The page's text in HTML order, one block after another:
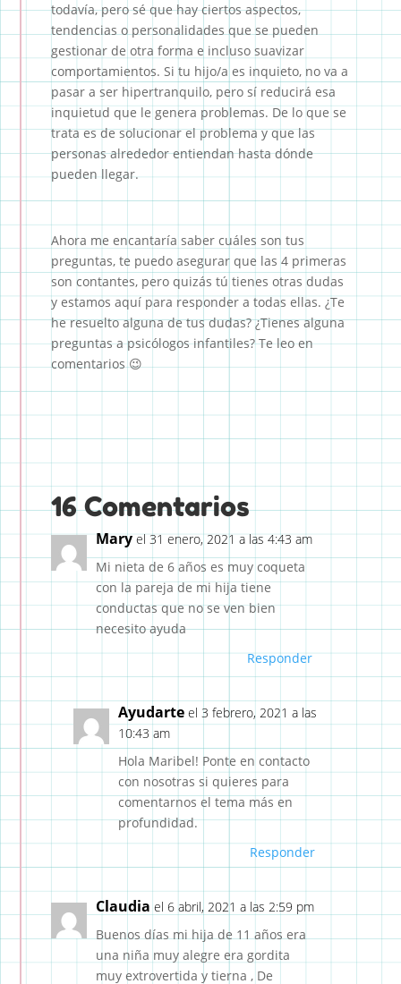
todavía, pero sé que hay ciertos aspectos,
tendencias o personalidades que se pueden
gestionar de otra forma e incluso suavizar
comportamientos. Si tu hijo/a es inquieto, no va a
pasar a ser hipertranquilo, pero sí reducirá esa
inquietud que le genera problemas. De lo que se
trata es de solucionar el problema y que las
personas alrededor entiendan hasta dónde
pueden llegar.
Ahora me encantaría saber cuáles son tus
preguntas, te puedo asegurar que las 4 primeras
son contantes, pero quizás tú tienes otras dudas
y estamos aquí para responder a todas ellas. ¿Te
he resuelto alguna de tus dudas? ¿Tienes alguna
preguntas a psicólogos infantiles? Te leo en
comentarios 😉
16 Comentarios
Mary el 31 enero, 2021 a las 4:43 am
Mi nieta de 6 años es muy coqueta
con la pareja de mi hija tiene
conductas que no se ven bien
necesito ayuda
Responder
Ayudarte el 3 febrero, 2021 a las
10:43 am
Hola Maribel! Ponte en contacto
con nosotras si quieres para
comentarnos el tema más en
profundidad.
Responder
Claudia el 6 abril, 2021 a las 2:59 pm
Buenos días mi hija de 11 años era
una niña muy alegre era gordita
muy extrovertida y tierna , De